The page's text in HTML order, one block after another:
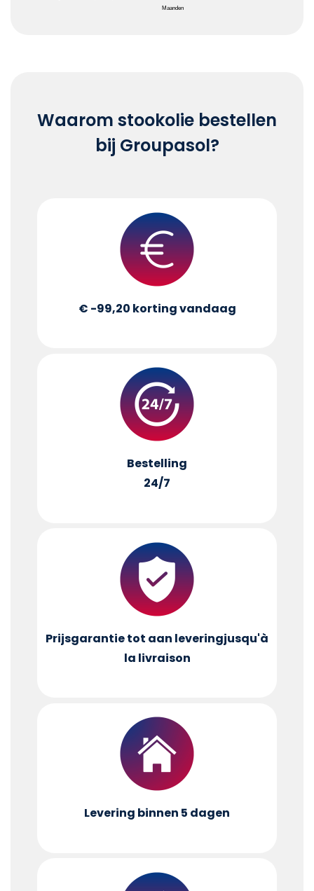
Maanden
Waarom stookolie bestellen
bij Groupasol?
€ -99,20 korting vandaag
Bestelling
24/7
Prijsgarantie tot aan leveringjusqu'à
la livraison
Levering binnen 5 dagen